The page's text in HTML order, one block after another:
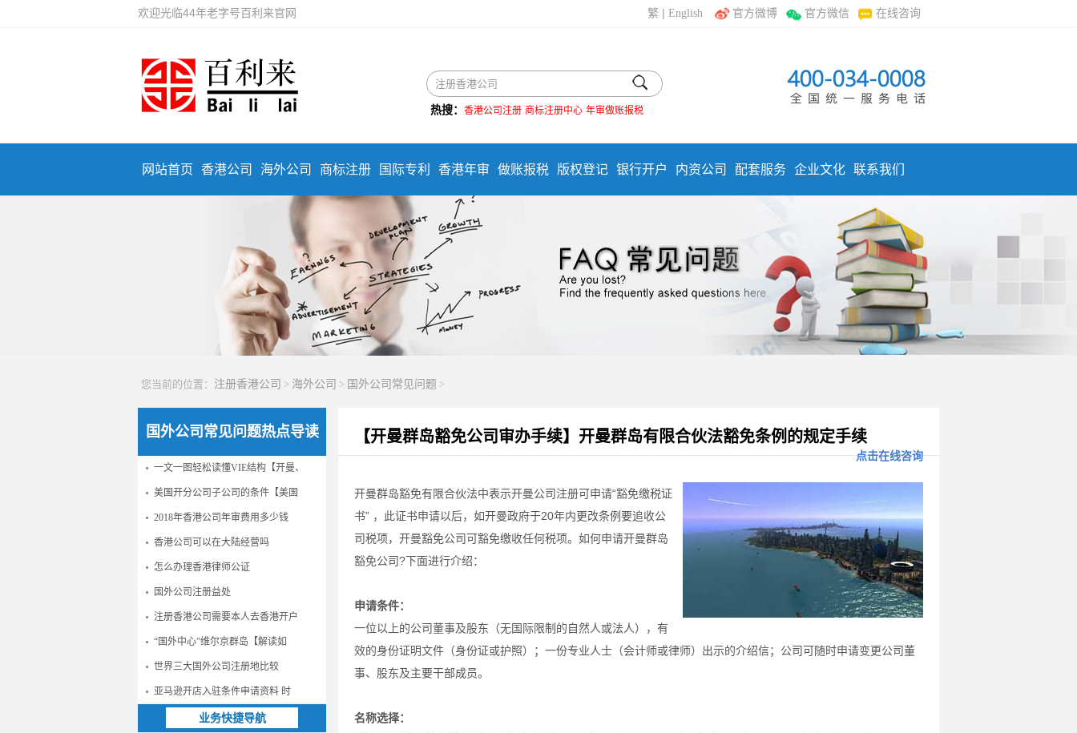
欢迎光临44年老字号百利来官网 繁 |English 官方微博 官方微信 在线咨询
热搜： 香港公司注册 商标注册中心 年审做账报税
网站首页 香港公司 海外公司 商标注册 国际专利 香港年审 做账报税 版权登记 银行开户 内资公司 配套服务 企业文化 联系我们
您当前的位置： 注册香港公司 > 海外公司 > 国外公司常见问题 >
国外公司常见问题热点导读
一文一图轻松读懂VIE结构【开曼、
美国开分公司子公司的条件【美国
2018年香港公司年审费用多少钱
香港公司可以在大陆经营吗
怎么办理香港律师公证
国外公司注册益处
注册香港公司需要本人去香港开户
“国外中心”维尔京群岛【解读如
世界三大国外公司注册地比较
亚马逊开店入驻条件申请资料 时
业务快捷导航
【开曼群岛豁免公司审办手续】开曼群岛有限合伙法豁免条例的规定手续
点击在线咨询
开曼群岛豁免有限合伙法中表示开曼公司注册可申请“豁免缴税证
书” ，此证书申请以后，如开曼政府于20年内更改条例要追收公
司税项，开曼豁免公司可豁免缴收任何税项。如何申请开曼群岛
豁免公司?下面进行介绍：
申请条件：
一位以上的公司董事及股东（无国际限制的自然人或法人），有
效的身份证明文件（身份证或护照）；一份专业人士（会计师或律师）出示的介绍信；公司可随时申请变更公司董
事、股东及主要干部成员。
名称选择：